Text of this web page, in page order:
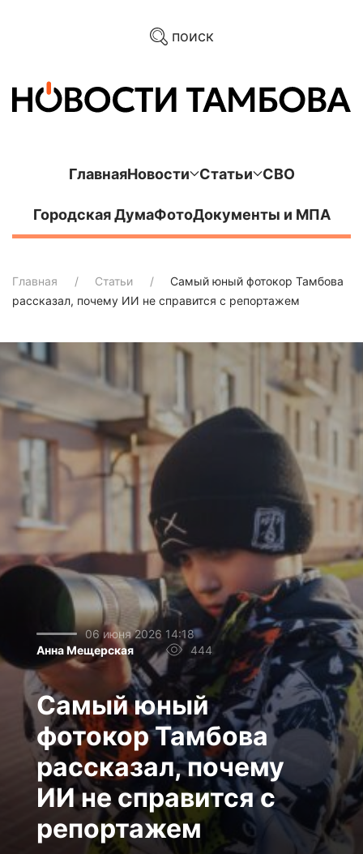
поиск
ГлавнаяНовости Статьи СВО
Городская ДумаФотоДокументы и МПА
Главная Статьи
Самый юный фотокор Тамбова
рассказал, почему ИИ не справится с репортажем
06 июня 2026 14:18
Анна Мещерская
444
Самый юный
фотокор Тамбова
рассказал, почему
ИИ не справится с
репортажем